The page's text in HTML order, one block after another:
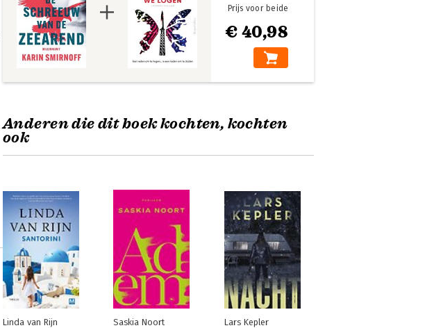
€ 40,98
Prijs voor beide
Anderen die dit boek kochten, kochten
ook
Linda van Rijn Saskia Noort Lars Kepler